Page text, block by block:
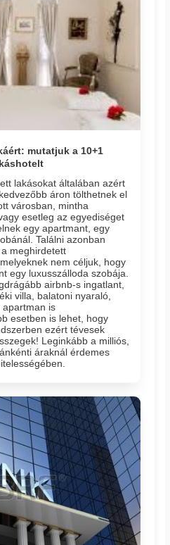
mutatjuk a 10+1
lakásokat általában azért
áron tölthetnek el
városban, mintha
esetleg az egyediséget
egy apartmant, egy
Találni azonban
meghirdetett
nem céljuk, hogy
egy luxusszálloda szobája.
airbnb-s ingatlant,
villa, balatoni nyaraló,
apartman is
esetben is lehet, hogy
ezért tévesek
Leginkább a milliós,
áraknál érdemes